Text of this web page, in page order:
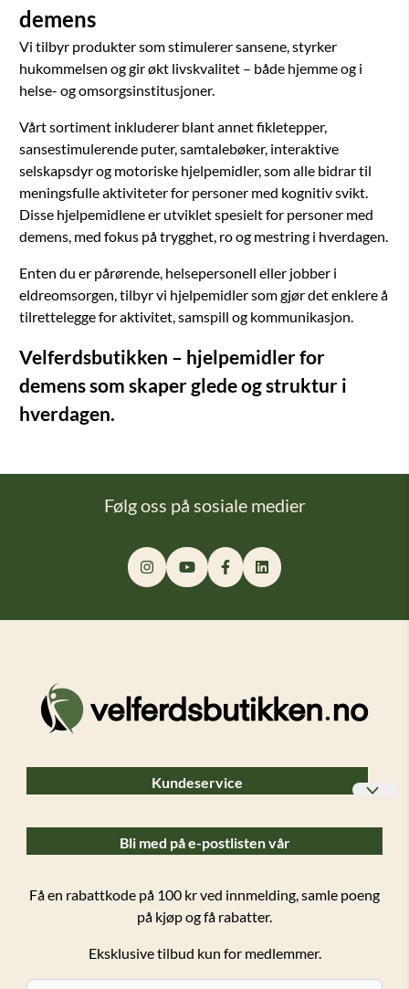
demens
Vi tilbyr produkter som stimulerer sansene, styrker
hukommelsen og gir økt livskvalitet – både hjemme og i
helse- og omsorgsinstitusjoner.
Vårt sortiment inkluderer blant annet fikletepper,
sansestimulerende puter, samtalebøker, interaktive
selskapsdyr og motoriske hjelpemidler, som alle bidrar til
meningsfulle aktiviteter for personer med kognitiv svikt.
Disse hjelpemidlene er utviklet spesielt for personer med
demens, med fokus på trygghet, ro og mestring i hverdagen.
Enten du er pårørende, helsepersonell eller jobber i
eldreomsorgen, tilbyr vi hjelpemidler som gjør det enklere å
tilrettelegge for aktivitet, samspill og kommunikasjon.
Velferdsbutikken – hjelpemidler for
demens som skaper glede og struktur i
hverdagen.
Følg oss på sosiale medier
Kundeservice
Ofte stilte spørsmål (FAQ)
Forsendelser og retur
Salgsbetingelser
Personvern
Bli med på e-postlisten vår
Få en rabattkode på 100 kr ved innmelding, samle poeng
på kjøp og få rabatter.
Eksklusive tilbud kun for medlemmer.